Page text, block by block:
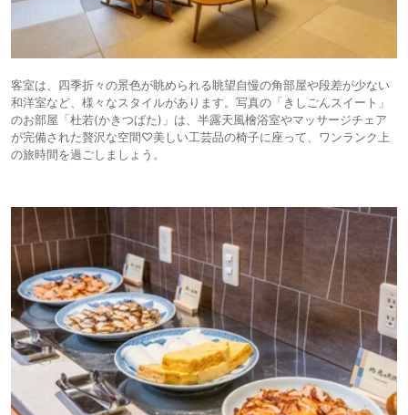
客室は、四季折々の景色が眺められる眺望自慢の角部屋や段差が少ない
和洋室など、様々なスタイルがあります。写真の「きしごんスイート」
のお部屋「杜若(かきつばた)」は、半露天風檜浴室やマッサージチェア
が完備された贅沢な空間♡美しい工芸品の椅子に座って、ワンランク上
の旅時間を過ごしましょう。